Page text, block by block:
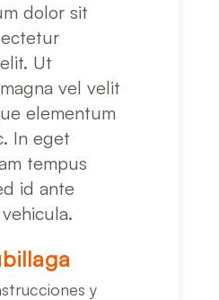
dolor sit
Ut
vel velit
elementum
In eget
tempus
id ante
y